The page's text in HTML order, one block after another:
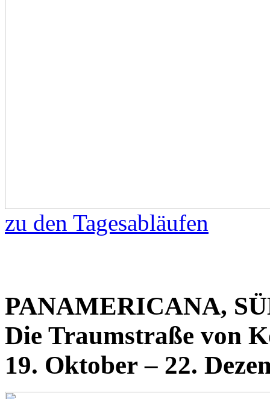
zu den Tagesabläufen
PANAMERICANA,
Die Traumstraße von
19. Oktober – 22.